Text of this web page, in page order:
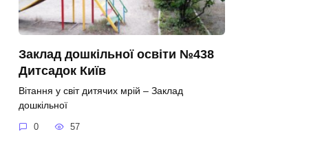
Заклад дошкільної освіти №438
Дитсадок Київ
Вітання у світ дитячих мрій – Заклад
дошкільної
0 57